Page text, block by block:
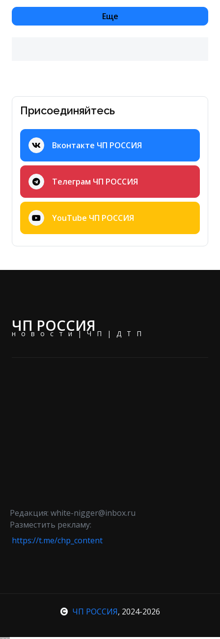
Еще
Присоединяйтесь
Вконтакте ЧП РОССИЯ
Телеграм ЧП РОССИЯ
YouTube ЧП РОССИЯ
ЧП РОССИЯ
новости|ЧП|ДТП
Редакция: white-nigger@inbox.ru
Разместить рекламу:
https://t.me/chp_content
ЧП РОССИЯ, 2024-2026